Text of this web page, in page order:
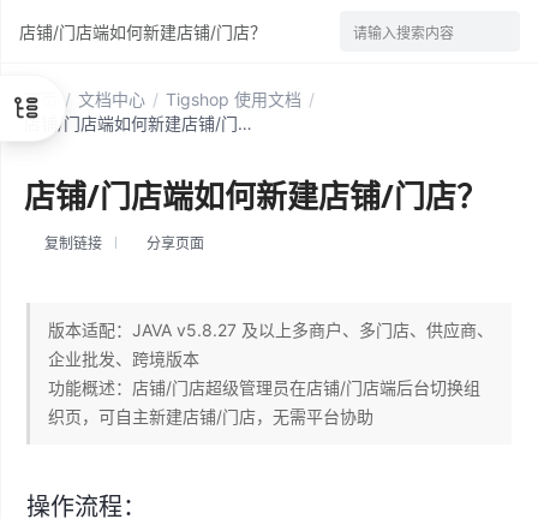
首页 / 文档中心 / Tigshop 使用文档 /
店铺/门店端如何新建店铺/门店？
店铺/门店端如何新建店铺/门店？
复制链接 分享页面
版本适配：JAVA v5.8.27 及以上多商户、多门店、供应商、
企业批发、跨境版本
功能概述：店铺/门店超级管理员在店铺/门店端后台切换组
织页，可自主新建店铺/门店，无需平台协助
操作流程：
店铺/门店端如何新建店铺/门店？ 请输入搜索内容